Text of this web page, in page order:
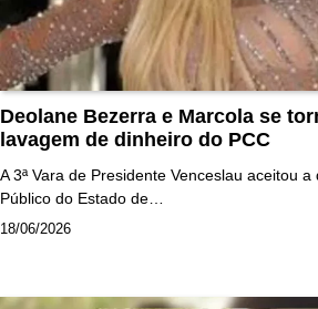
Deolane Bezerra e Marcola se
lavagem de dinheiro do PCC
A 3ª Vara de Presidente Venceslau aceitou
Público do Estado de…
18/06/2026